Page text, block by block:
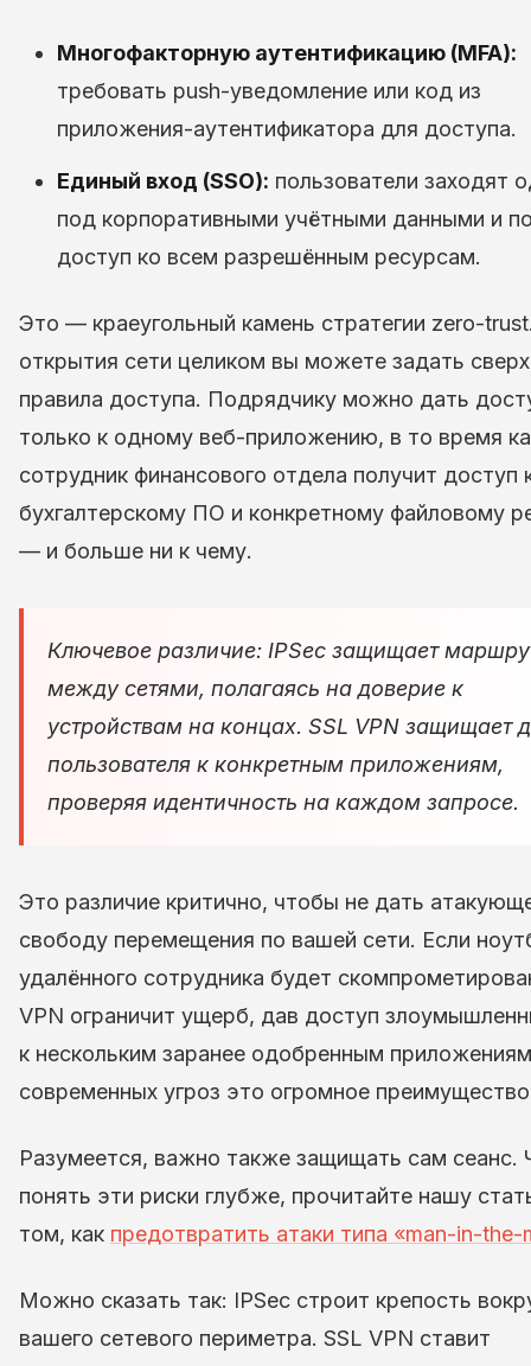
Многофакторную аутентификацию (MFA):
требовать push-уведомление или код из
приложения-аутентификатора для доступа.
Единый вход (SSO): пользователи заходят
под корпоративными учётными данными и
доступ ко всем разрешённым ресурсам.
Это — краеугольный камень стратегии zero-
открытия сети целиком вы можете задать
правила доступа. Подрядчику можно дать
только к одному веб-приложению, в то время
сотрудник финансового отдела получит доступ
бухгалтерскому ПО и конкретному файловому
— и больше ни к чему.
Ключевое различие: IPSec защищает
между сетями, полагаясь на доверие к
устройствам на концах. SSL VPN защищает
пользователя к конкретным приложениям,
проверяя идентичность на каждом запросе.
Это различие критично, чтобы не дать
свободу перемещения по вашей сети. Если
удалённого сотрудника будет
VPN ограничит ущерб, дав доступ
к нескольким заранее одобренным
современных угроз это огромное
Разумеется, важно также защищать сам сеанс.
понять эти риски глубже, прочитайте нашу
том, как предотвратить атаки типа «man-in-the-
Можно сказать так: IPSec строит крепость
вашего сетевого периметра. SSL VPN ставит